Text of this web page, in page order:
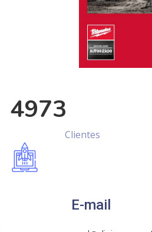
4973
Clientes
E-mail